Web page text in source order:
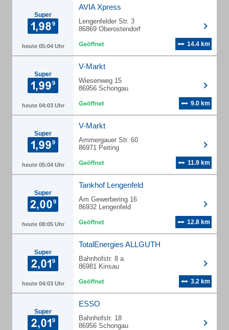
Super
heute 05:04 Uhr
AVIA Xpress
Lengenfelder Str. 3
86869 Oberostendorf
14.4 km
Super
heute 04:03 Uhr
V-Markt
Wiesenweg 15
86956 Schongau
9.0 km
Super
heute 05:04 Uhr
V-Markt
Ammergauer Str. 60
86971 Peiting
11.9 km
Super
heute 08:05 Uhr
Tankhof Lengenfeld
Am Gewerbering 16
86932 Lengenfeld
12.8 km
Super
heute 04:03 Uhr
TotalEnergies ALLGUTH
Bahnhofstr. 8 a
86981 Kinsau
3.2 km
Super
ESSO
Bahnhofstr. 18
86956 Schongau